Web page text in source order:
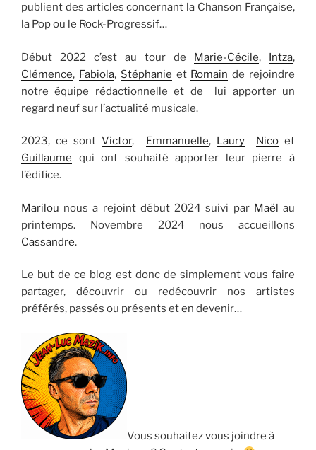
publient des articles concernant la Chanson Française,
la Pop ou le Rock-Progressif…
Début 2022 c’est au tour de Marie-Cécile, Intza,
Clémence, Fabiola, Stéphanie et Romain de rejoindre
notre équipe rédactionnelle et de lui apporter un
regard neuf sur l’actualité musicale.
2023, ce sontVictor, Emmanuelle, Laury Nicoet
Guillaume qui ont souhaité apporter leur pierre à
l’édifice.
Marilou nous a rejoint début 2024 suivi par Maël au
printemps. Novembre 2024 nous accueillons
Cassandre.
Le but de ce blog est donc de simplement vous faire
partager, découvrir ou redécouvrir nos artistes
préférés, passés ou présents et en devenir…
Vous souhaitez vous joindre à